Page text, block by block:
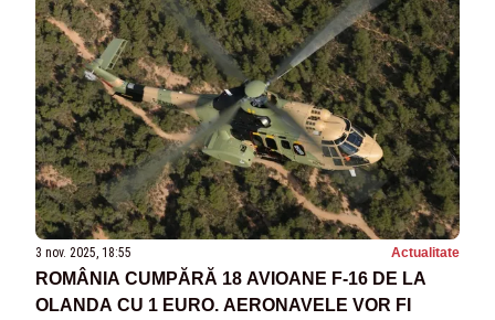
3 nov. 2025, 18:55 Actualitate
ROMÂNIA CUMPĂRĂ 18 AVIOANE F-16 DE LA
OLANDA CU 1 EURO. AERONAVELE VOR FI